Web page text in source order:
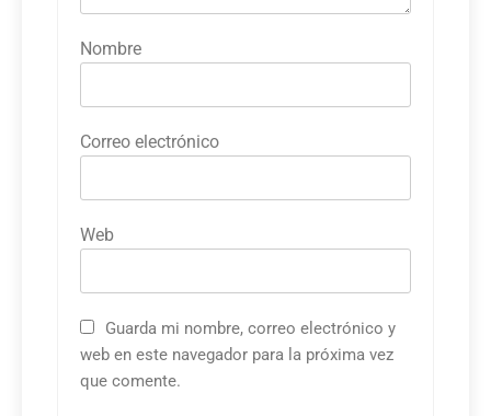
Nombre
Correo electrónico
Web
Guarda mi nombre, correo electrónico y
web en este navegador para la próxima vez
que comente.